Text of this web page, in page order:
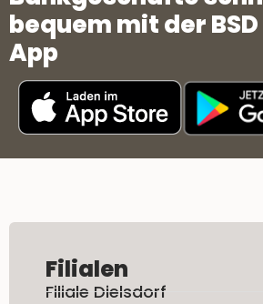
bequem mit der
App
Filialen
Filiale Dielsdorf